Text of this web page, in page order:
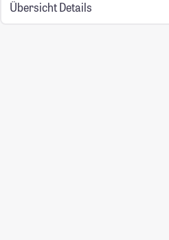
Übersicht Details